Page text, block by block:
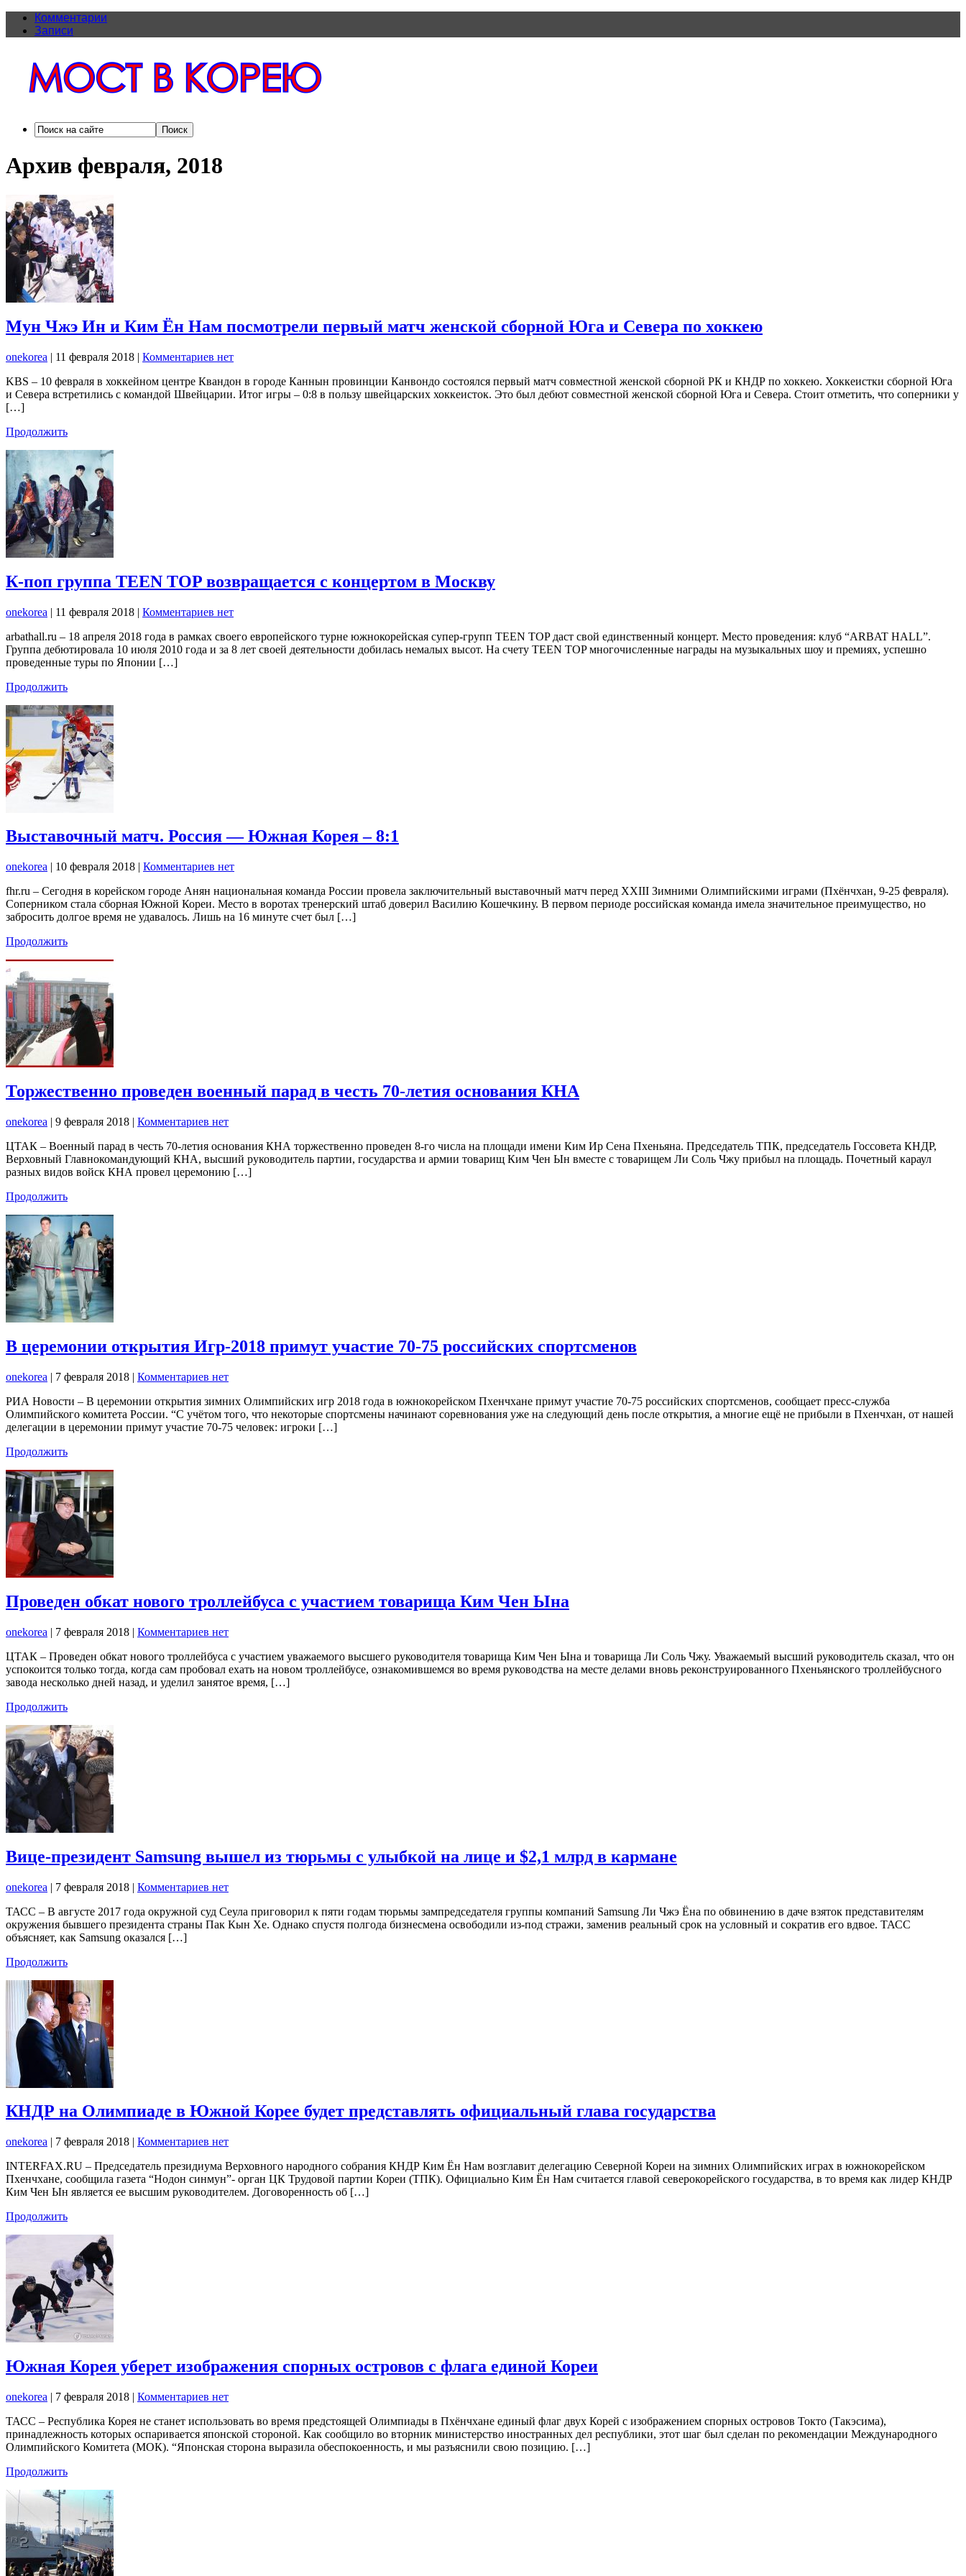
Комментарии
Записи
Архив февраля, 2018
Мун Чжэ Ин и Ким Ён Нам посмотрели первый матч женской сборной Юга и Севера по хоккею
onekorea | 11 февраля 2018 | Комментариев нет
KBS – 10 февраля в хоккейном центре Квандон в городе Каннын провинции Канвондо состоялся первый матч совместной женской сборной РК и КНДР по хоккею. Хоккеистки сборной Юга
и Севера встретились с командой Швейцарии. Итог игры – 0:8 в пользу швейцарских хоккеисток. Это был дебют совместной женской сборной Юга и Севера. Стоит отметить, что соперники у
[…]
Продолжить
К-поп группа TEEN TOP возвращается с концертом в Москву
onekorea | 11 февраля 2018 | Комментариев нет
arbathall.ru – 18 апреля 2018 года в рамках своего европейского турне южнокорейская супер-групп TEEN TOP даст свой единственный концерт. Место проведения: клуб “ARBAT HALL”.
Группа дебютировала 10 июля 2010 года и за 8 лет своей деятельности добилась немалых высот. На счету TEEN TOP многочисленные награды на музыкальных шоу и премиях, успешно
проведенные туры по Японии […]
Продолжить
Выставочный матч. Россия — Южная Корея – 8:1
onekorea | 10 февраля 2018 | Комментариев нет
fhr.ru – Сегодня в корейском городе Анян национальная команда России провела заключительный выставочный матч перед XXIII Зимними Олимпийскими играми (Пхёнчхан, 9-25 февраля).
Соперником стала сборная Южной Кореи. Место в воротах тренерский штаб доверил Василию Кошечкину. В первом периоде российская команда имела значительное преимущество, но
забросить долгое время не удавалось. Лишь на 16 минуте счет был […]
Продолжить
Торжественно проведен военный парад в честь 70-летия основания КНА
onekorea | 9 февраля 2018 | Комментариев нет
ЦТАК – Военный парад в честь 70-летия основания КНА торжественно проведен 8-го числа на площади имени Ким Ир Сена Пхеньяна. Председатель ТПК, председатель Госсовета КНДР,
Верховный Главнокомандующий КНА, высший руководитель партии, государства и армии товарищ Ким Чен Ын вместе с товарищем Ли Соль Чжу прибыл на площадь. Почетный караул
разных видов войск КНА провел церемонию […]
Продолжить
В церемонии открытия Игр-2018 примут участие 70-75 российских спортсменов
onekorea | 7 февраля 2018 | Комментариев нет
РИА Новости – В церемонии открытия зимних Олимпийских игр 2018 года в южнокорейском Пхенчхане примут участие 70-75 российских спортсменов, сообщает пресс-служба
Олимпийского комитета России. “С учётом того, что некоторые спортсмены начинают соревнования уже на следующий день после открытия, а многие ещё не прибыли в Пхенчхан, от нашей
делегации в церемонии примут участие 70-75 человек: игроки […]
Продолжить
Проведен обкат нового троллейбуса с участием товарища Ким Чен Ына
onekorea | 7 февраля 2018 | Комментариев нет
ЦТАК – Проведен обкат нового троллейбуса с участием уважаемого высшего руководителя товарища Ким Чен Ына и товарища Ли Соль Чжу. Уважаемый высший руководитель сказал, что он
успокоится только тогда, когда сам пробовал ехать на новом троллейбусе, ознакомившемся во время руководства на месте делами вновь реконструированного Пхеньянского троллейбусного
завода несколько дней назад, и уделил занятое время, […]
Продолжить
Вице-президент Samsung вышел из тюрьмы с улыбкой на лице и $2,1 млрд в кармане
onekorea | 7 февраля 2018 | Комментариев нет
ТАСС – В августе 2017 года окружной суд Сеула приговорил к пяти годам тюрьмы зампредседателя группы компаний Samsung Ли Чжэ Ёна по обвинению в даче взяток представителям
окружения бывшего президента страны Пак Кын Хе. Однако спустя полгода бизнесмена освободили из-под стражи, заменив реальный срок на условный и сократив его вдвое. ТАСС
объясняет, как Samsung оказался […]
Продолжить
КНДР на Олимпиаде в Южной Корее будет представлять официальный глава государства
onekorea | 7 февраля 2018 | Комментариев нет
INTERFAX.RU – Председатель президиума Верховного народного собрания КНДР Ким Ён Нам возглавит делегацию Северной Кореи на зимних Олимпийских играх в южнокорейском
Пхенчхане, сообщила газета “Нодон синмун”- орган ЦК Трудовой партии Кореи (ТПК). Официально Ким Ён Нам считается главой северокорейского государства, в то время как лидер КНДР
Ким Чен Ын является ее высшим руководителем. Договоренность об […]
Продолжить
Южная Корея уберет изображения спорных островов с флага единой Кореи
onekorea | 7 февраля 2018 | Комментариев нет
ТАСС – Республика Корея не станет использовать во время предстоящей Олимпиады в Пхёнчхане единый флаг двух Корей с изображением спорных островов Токто (Такэсима),
принадлежность которых оспаривается японской стороной. Как сообщило во вторник министерство иностранных дел республики, этот шаг был сделан по рекомендации Международного
Олимпийского Комитета (МОК). “Японская сторона выразила обеспокоенность, и мы разъяснили свою позицию. […]
Продолжить